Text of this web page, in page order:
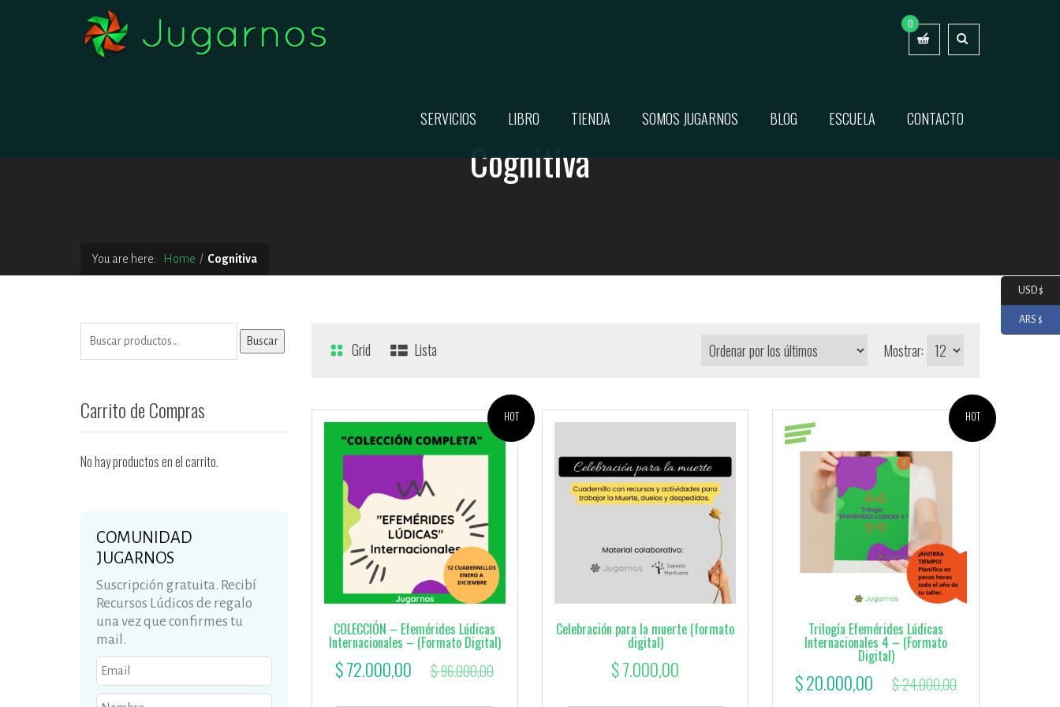
0
SERVICIOS LIBRO TIENDA SOMOS JUGARNOS BLOG ESCUELA CONTACTO
Cognitiva
You are here: Home Cognitiva
Grid Lista Mostrar:
¡OFERTA!
HOT
COLECCIÓN – Efemérides Lúdicas
Internacionales – (Formato Digital)
$96.000,00
El
$72.000,00
Celebración para la muerte (formato
digital)
$7.000,00
¡OFERTA!
HOT
Trilogía Efemérides Lúdicas
Internacionales 4 – (Formato
Digital)
$24.000,00
El
$20.000,00
Buscar
Carrito de Compras
No hay productos en el carrito.
COMUNIDAD
JUGARNOS
Suscripción gratuita. Recibí
Recursos Lúdicos de regalo
una vez que confirmes tu
mail.
USD $
ARS $